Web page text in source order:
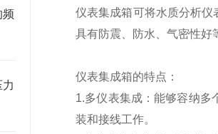
频
仪表集成箱可将水质分析仪
具有防震、防水、气密性好
仪表集成箱的特点：
1.多仪表集成：能够容纳多
装和接线工作。